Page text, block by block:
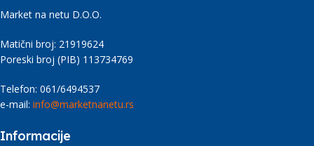
Market na netu D.O.O.
Matični broj: 21919624
Poreski broj (PIB) 113734769
Telefon: 061/6494537
e-mail: info@marketnanetu.rs
Informacije